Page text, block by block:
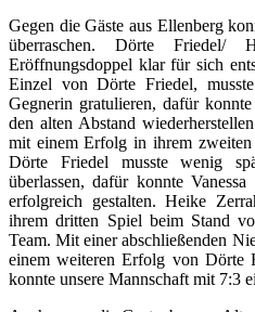
Gegen die Gäste aus Ellenberg
überraschen. Dörte Friedel/
Eröffnungsdoppel klar für sich
Einzel von Dörte Friedel,
Gegnerin gratulieren, dafür
den alten Abstand
mit einem Erfolg in ihrem
Dörte Friedel musste wenig
überlassen, dafür konnte
erfolgreich gestalten. Heike
ihrem dritten Spiel beim Stand
Team. Mit einer abschließenden
einem weiteren Erfolg von Dörte
konnte unsere Mannschaft mit 7:3